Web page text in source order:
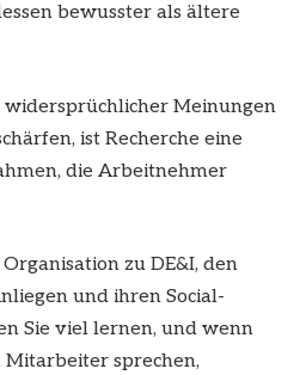
bewusster als ältere
Meinungen
ist Recherche eine
die Arbeitnehmer
zu DE&I, den
und ihren Social-
Sie viel lernen, und wenn
sprechen,